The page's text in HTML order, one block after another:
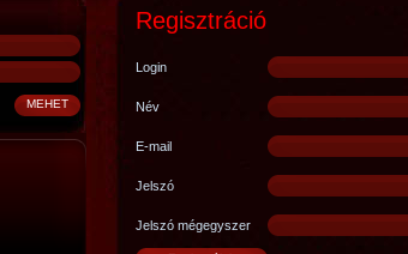
Regisztráció
Login
Név
E-mail
Jelszó
Jelszó mégegyszer